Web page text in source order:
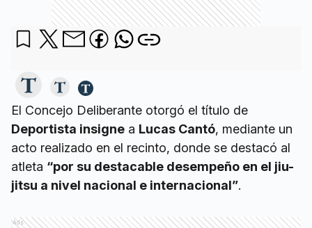
El Concejo Deliberante otorgó el título de
Deportista insigne a Lucas Cantó, mediante un
acto realizado en el recinto, donde se destacó al
atleta “por su destacable desempeño en el jiu-
jitsu a nivel nacional e internacional”.
Ads